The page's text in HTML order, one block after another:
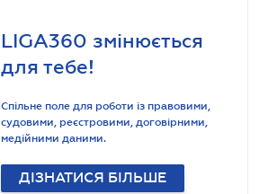
LIGA360 змінюється
для тебе!
Спільне поле для роботи із правовими,
судовими, реєстровими, договірними,
медійними даними.
ДІЗНАТИСЯ БІЛЬШЕ